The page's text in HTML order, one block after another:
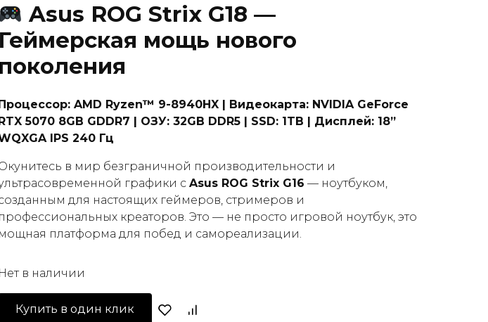
Asus ROG Strix G18 —
Геймерская мощь нового
поколения
AMD Ryzen™ 9-8940HX | Видеокарта: NVIDIA GeForce
5070 8GB GDDR7 | ОЗУ: 32GB DDR5 | SSD: 1TB | Дисплей: 18”
IPS 240 Гц
в мир безграничной производительности и
графики с Asus ROG Strix G16 — ноутбуком,
для настоящих геймеров, стримеров и
профессиональных креаторов. Это — не просто игровой ноутбук, это
мощная платформа для побед и самореализации.
Нет в наличии
Купить в один клик